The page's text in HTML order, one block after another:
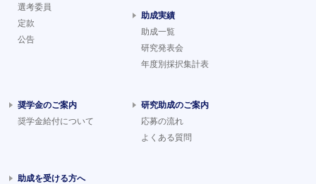
選考委員
定款
公告
助成実績
助成一覧
研究発表会
年度別採択集計表
奨学金のご案内
奨学金給付について
研究助成のご案内
応募の流れ
よくある質問
助成を受ける方へ